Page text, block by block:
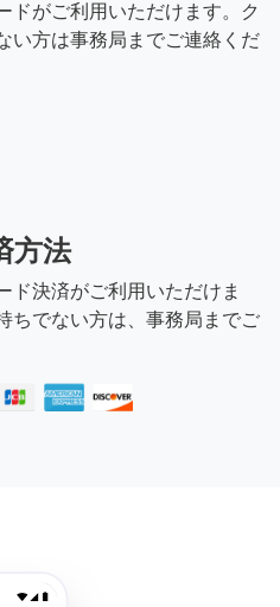
ドがご利用いただけます。ク
い方は事務局までご連絡くだ
方法
ド決済がご利用いただけま
ちでない方は、事務局までご